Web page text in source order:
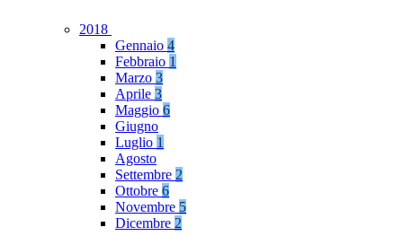
2018
Gennaio 4
Febbraio 1
Marzo 3
Aprile 3
Maggio 6
Giugno
Luglio 1
Agosto
Settembre 2
Ottobre 6
Novembre 5
Dicembre 2